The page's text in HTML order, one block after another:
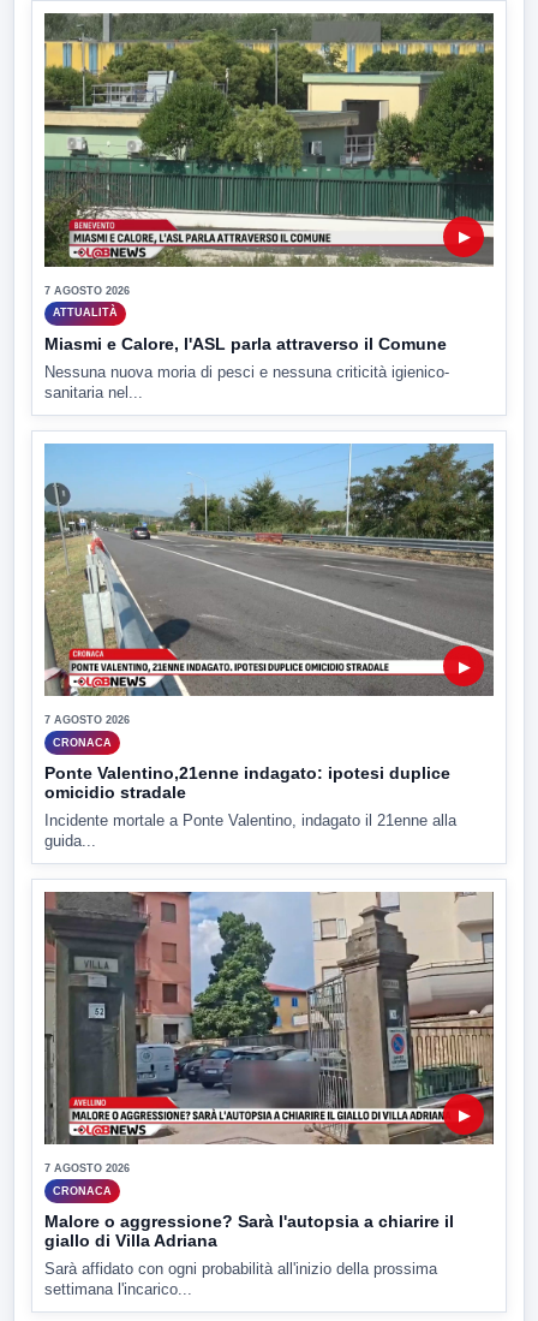
▶
7 AGOSTO 2026
ATTUALITÀ
Miasmi e Calore, l'ASL parla attraverso il Comune
Nessuna nuova moria di pesci e nessuna criticità igienico-
sanitaria nel...
▶
7 AGOSTO 2026
CRONACA
Ponte Valentino,21enne indagato: ipotesi duplice
omicidio stradale
Incidente mortale a Ponte Valentino, indagato il 21enne alla
guida...
▶
7 AGOSTO 2026
CRONACA
Malore o aggressione? Sarà l'autopsia a chiarire il
giallo di Villa Adriana
Sarà affidato con ogni probabilità all'inizio della prossima
settimana l'incarico...